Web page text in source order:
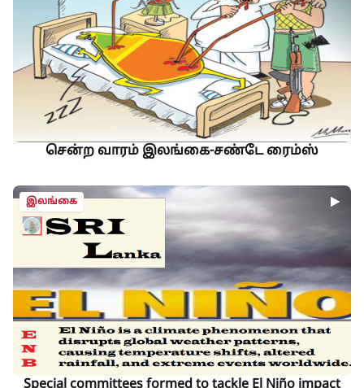
சென்ற வாரம் இலங்கை-சண்டே ரைம்ஸ்
இலங்கை
Special committees formed to tackle El Niño impact